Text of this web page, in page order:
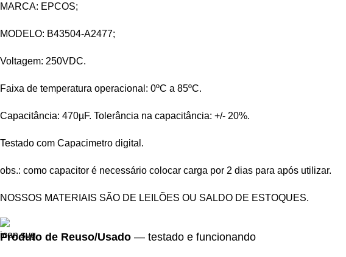
MARCA: EPCOS;
MODELO: B43504-A2477;
Voltagem: 250VDC.
Faixa de temperatura operacional: 0ºC a 85ºC.
Capacitância: 470µF. Tolerância na capacitância: +/- 20%.
Testado com Capacimetro digital.
obs.: como capacitor é necessário colocar carga por 2 dias para após utilizar.
NOSSOS MATERIAIS SÃO DE LEILÕES OU SALDO DE ESTOQUES.
Produto de Reuso/Usado — testado e funcionando